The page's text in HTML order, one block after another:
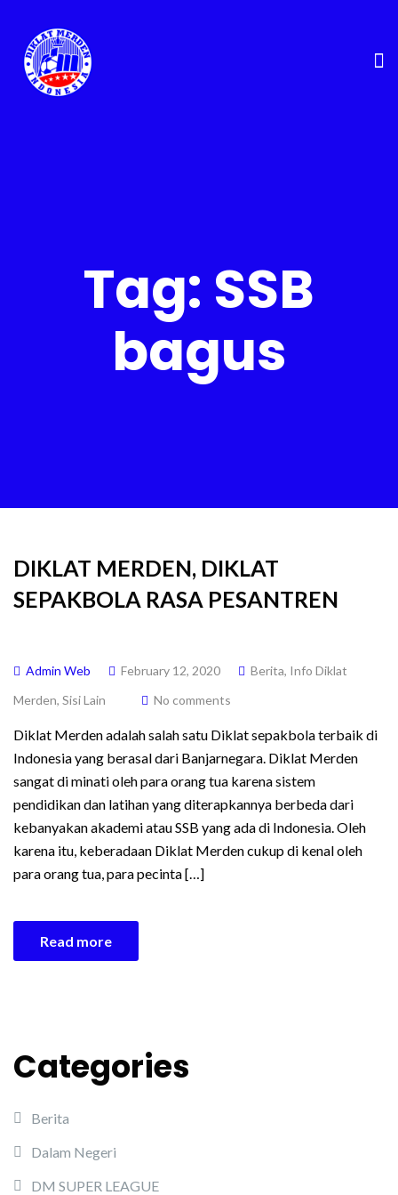
Tag: SSB
bagus
DIKLAT MERDEN, DIKLAT
SEPAKBOLA RASA PESANTREN
Admin Web February 12, 2020 Berita, Info Diklat
Merden, Sisi Lain No comments
Diklat Merden adalah salah satu Diklat sepakbola terbaik di
Indonesia yang berasal dari Banjarnegara. Diklat Merden
sangat di minati oleh para orang tua karena sistem
pendidikan dan latihan yang diterapkannya berbeda dari
kebanyakan akademi atau SSB yang ada di Indonesia. Oleh
karena itu, keberadaan Diklat Merden cukup di kenal oleh
para orang tua, para pecinta […]
Read more
Categories
Berita
Dalam Negeri
DM SUPER LEAGUE